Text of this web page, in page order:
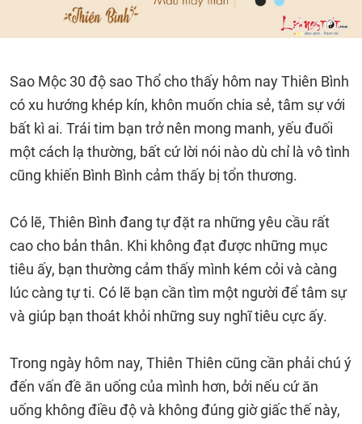
Sao Mộc 30 độ sao Thổ cho thấy hôm nay Thiên Bình
có xu hướng khép kín, khôn muốn chia sẻ, tâm sự với
bất kì ai. Trái tim bạn trở nên mong manh, yếu đuối
một cách lạ thường, bất cứ lời nói nào dù chỉ là vô tình
cũng khiến Bình Bình cảm thấy bị tổn thương.
Có lẽ, Thiên Bình đang tự đặt ra những yêu cầu rất
cao cho bản thân. Khi không đạt được những mục
tiêu ấy, bạn thường cảm thấy mình kém cỏi và càng
lúc càng tự ti. Có lẽ bạn cần tìm một người để tâm sự
và giúp bạn thoát khỏi những suy nghĩ tiêu cực ấy.
Trong ngày hôm nay, Thiên Thiên cũng cần phải chú ý
đến vấn đề ăn uống của mình hơn, bởi nếu cứ ăn
uống không điều độ và không đúng giờ giấc thế này,